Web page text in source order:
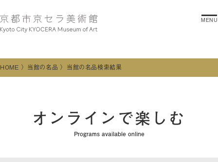
MENU
HOME 当館の名品 当館の名品検索結果
オンラインで楽しむ
Programs available online